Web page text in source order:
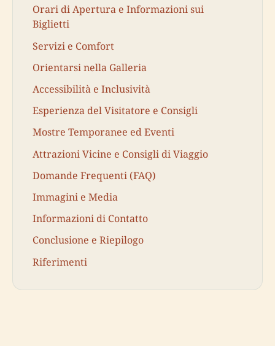
Orari di Apertura e Informazioni sui
Biglietti
Servizi e Comfort
Orientarsi nella Galleria
Accessibilità e Inclusività
Esperienza del Visitatore e Consigli
Mostre Temporanee ed Eventi
Attrazioni Vicine e Consigli di Viaggio
Domande Frequenti (FAQ)
Immagini e Media
Informazioni di Contatto
Conclusione e Riepilogo
Riferimenti